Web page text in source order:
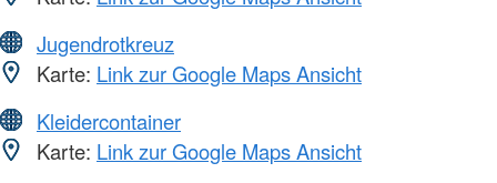
Jugendrotkreuz
Karte: Link zur Google Maps Ansicht
Kleidercontainer
Karte: Link zur Google Maps Ansicht